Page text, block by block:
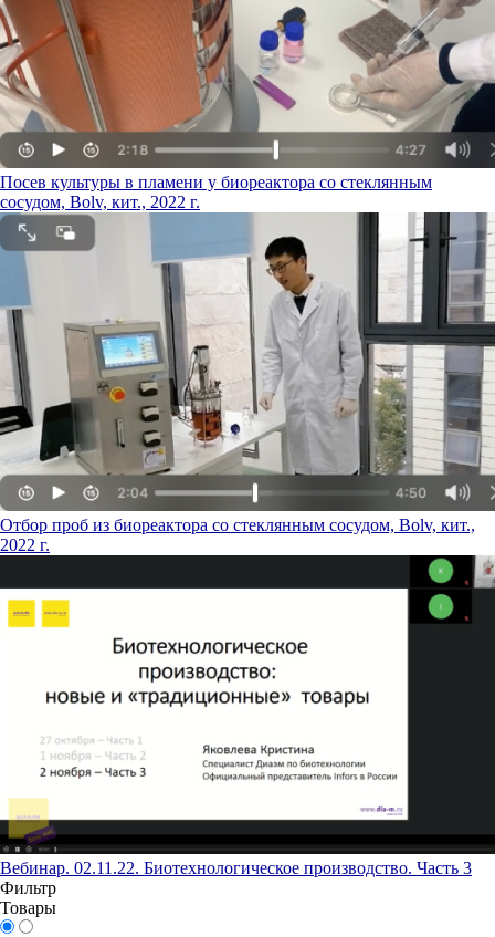
Посев культуры в пламени у биореактора со стеклянным
сосудом, Bolv, кит., 2022 г.
Отбор проб из биореактора со стеклянным сосудом, Bolv, кит.,
2022 г.
Вебинар. 02.11.22. Биотехнологическое производство. Часть 3
Фильтр
Товары